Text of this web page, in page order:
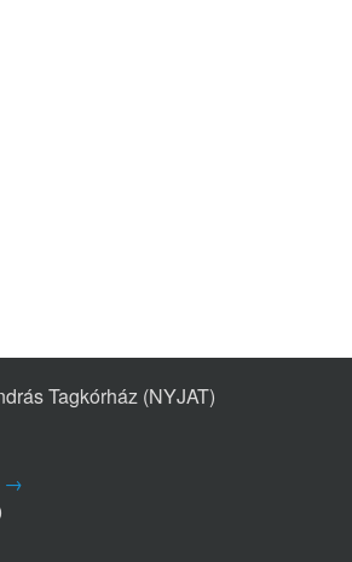
Tagkórház (NYJAT)
→